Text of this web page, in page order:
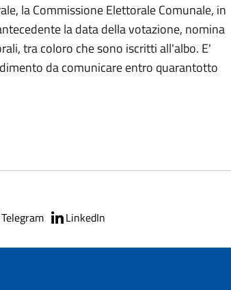
la Commissione Elettorale Comunale, in
la data della votazione, nomina
tra coloro che sono iscritti all'albo. E'
da comunicare entro quarantotto
Telegram LinkedIn